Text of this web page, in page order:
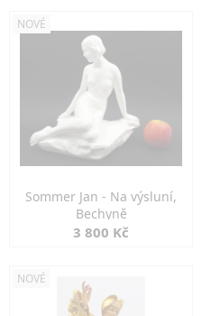
NOVÉ
Sommer Jan - Na výsluní,
Bechyně
3 800 Kč
NOVÉ